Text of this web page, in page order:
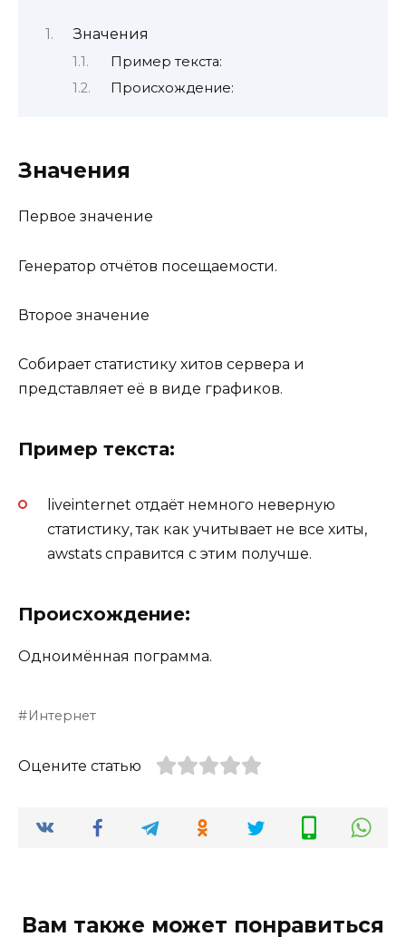
Значения
Пример текста:
Происхождение:
Значения
Первое значение
Генератор отчётов посещаемости.
Второе значение
Собирает статистику хитов сервера и
представляет её в виде графиков.
Пример текста:
liveinternet отдаёт немного неверную
статистику, так как учитывает не все хиты,
awstats справится с этим получше.
Происхождение:
Одноимённая пограмма.
Интернет
Оцените статью
Вам также может понравиться